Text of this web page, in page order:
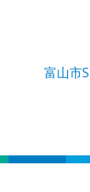
富山市